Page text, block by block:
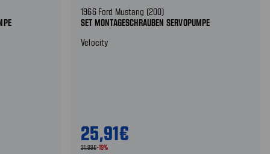
1966 Ford Mustang (200)
SET MONTAGESCHRAUBEN SERVOPUMPE
Velocity
25,91€
31,99€-19%